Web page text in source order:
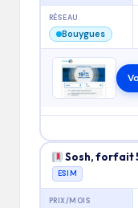
RÉSEAU
Bouygues
Sosh, forfait
ESIM
PRIX/MOIS